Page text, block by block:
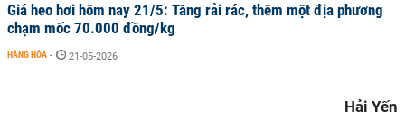
Giá heo hơi hôm nay 21/5: Tăng rải rác, thêm một địa phương
chạm mốc 70.000 đồng/kg
HÀNG HÓA - 21-05-2026
Hải Yến